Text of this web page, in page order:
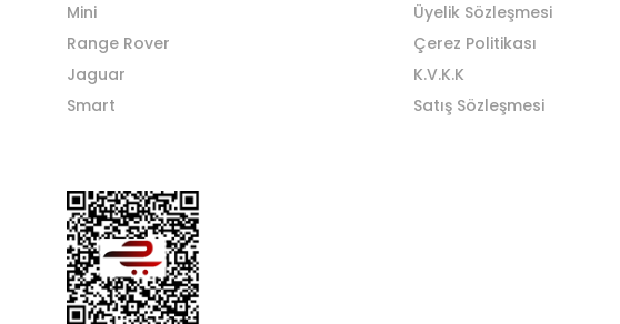
Mini
Range Rover
Jaguar
Smart
Üyelik Sözleşmesi
Çerez Politikası
K.V.K.K
Satış Sözleşmesi